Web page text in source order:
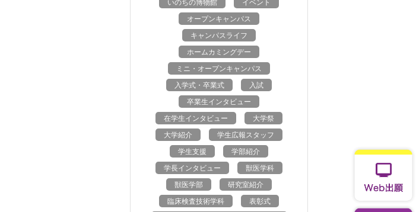
いのちの博物館
イベント
オープンキャンパス
キャンパスライフ
ホームカミングデー
ミニ・オープンキャンパス
入学式・卒業式
入試
卒業生インタビュー
在学生インタビュー
大学祭
大学紹介
学生広報スタッフ
学生支援
学部紹介
学長インタビュー
獣医学科
獣医学部
研究室紹介
臨床検査技術学科
表彰式